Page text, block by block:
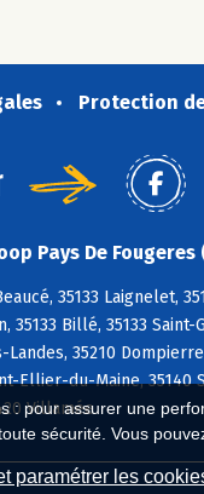
pour assurer une
sécurité. Vous
paramétrer les
Protection
Pays De
35133 Laignelet,
35133 Billé, 35133
Landes, 35210
Ellier-du-Maine,
Villamée